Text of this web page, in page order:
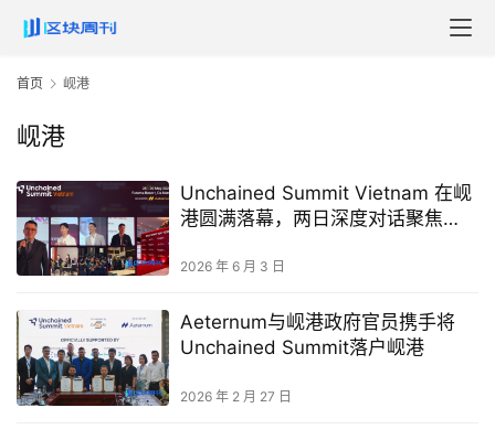
首页 岘港
岘港
Unchained Summit Vietnam 在岘
港圆满落幕，两日深度对话聚焦
2026 年 6 月 3 日
Aeternum与岘港政府官员携手将
Unchained Summit落户岘港
2026 年 2 月 27 日